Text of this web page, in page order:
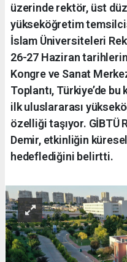
üzerinde rektör, üst
yükseköğretim
İslam Üniversiteleri
26-27 Haziran
Kongre ve Sanat
Toplantı, Türkiye’de
ilk uluslararası
özelliği taşıyor. GİBTÜ
Demir, etkinliğin
hedeflediğini belirtti.